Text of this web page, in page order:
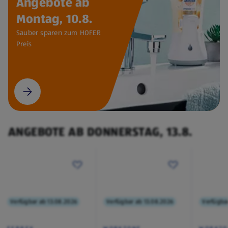
Montag, 10.8.
Sauber sparen zum HOFER
Preis
ANGEBOTE AB DONNERSTAG, 13.8.
Verfügbar ab 13.08.2026 Verfügbar ab 13.08.2026